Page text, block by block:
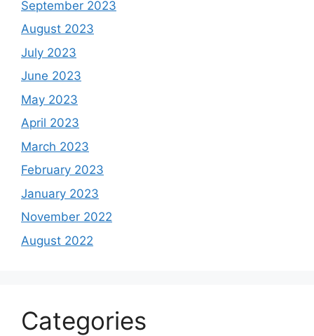
September 2023
August 2023
July 2023
June 2023
May 2023
April 2023
March 2023
February 2023
January 2023
November 2022
August 2022
Categories